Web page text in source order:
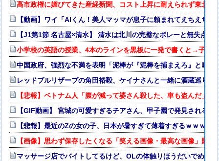
高市政権に媚びてきた産経新聞、コスト上昇に耐えられず東北6
【動画】ワイ「AIくん！美人マッマが息子に頼まれてえちえち
【J1第1節 名古屋×清水】 清水は北川の完璧なボレーと無失点
小学校の英語の授業、4本のラインを黒板に一発で書くと→子ど
中国政府、強烈な不満を表明「泥棒が『泥棒を捕まえろ』と叫
レッドブルリザーブの角田裕毅、ケイナさんと一緒に酒蔵巡りを
【悲報】ベトナム人「腹が減って婆さん殺した、車も盗んだ」
【GIF動画】 宮城の可愛すぎるチアさん、甲子園で発見される
【悲報】最近のZの女の子、日本が暑すぎて薄着すぎるｗｗｗｗ
【画像】思わず保存したくなる「笑える画像・最高な画像」貼っ
マッサージ店でバイトしてるけど、OLの体触りほうだいでめっ